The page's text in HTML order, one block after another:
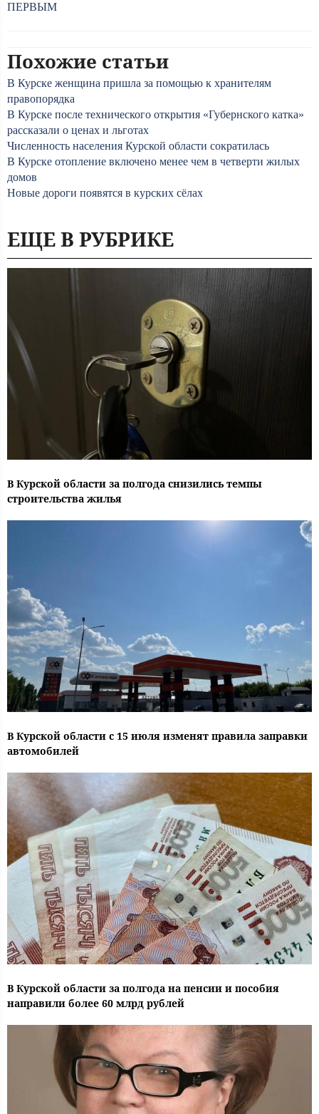
ПЕРВЫМ
Похожие статьи
В Курске женщина пришла за помощью к хранителям
правопорядка
В Курске после технического открытия «Губернского катка»
рассказали о ценах и льготах
Численность населения Курской области сократилась
В Курске отопление включено менее чем в четверти жилых
домов
Новые дороги появятся в курских сёлах
ЕЩЕ В РУБРИКЕ
В Курской области за полгода снизились темпы
строительства жилья
В Курской области с 15 июля изменят правила заправки
автомобилей
В Курской области за полгода на пенсии и пособия
направили более 60 млрд рублей